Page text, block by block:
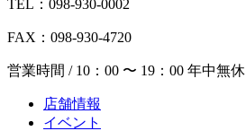
TEL：098-930-0002
FAX：098-930-4720
営業時間 / 10：00 〜 19：00 年中無休
店舗情報
イベント